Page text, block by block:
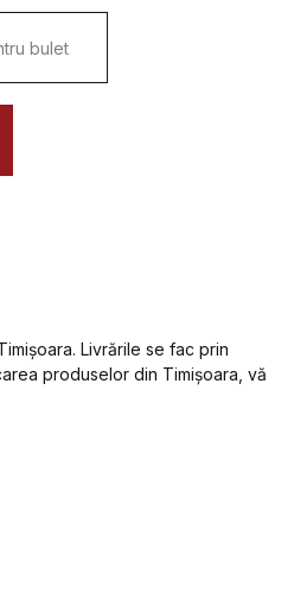
Livrările se fac prin
produselor din Timișoara, vă